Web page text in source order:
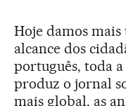
Hoje damos mais
alcance dos
português, toda
produz o jornal
mais global, as